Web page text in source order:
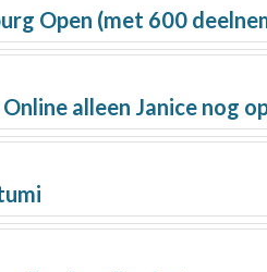
Open (met 600
alleen Janice nog